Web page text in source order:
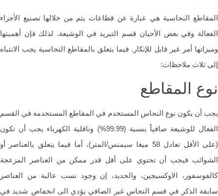
النحاسية هي عبارة عن قطاعات يتم من خلالها تصنيع الأجزاء
وفي بعض الأحيان قسم التبريد في الوشيعة. لذلك فإن أهميتها
أمر غير قابل للإنكار. فيما يتعلق بالمقاطع النحاسية يجب الانتباه
ثلاث ملاحظات:
المقاطع
أن يكون نوع النحاس المستخدم في المقاطع المستخدمة في القسم
الفعال للوشيعة صافياً بنسبة (99.99%) وناقلية الكهرباء يجب أن تكون
(على الأقل تعادل 58 ميغا سيمنس/المتر)، أما فيما يتعلق بالعناصر أو
فيجب أن تحتوي على أقل قدر ممكن من العناصر المزعجة
الاوكسيجين، والحديد، إن وجود نسب عالية من العناصر
الذكر في قسم النحاس غير الصافي يؤدي الى انخفاض شديد في